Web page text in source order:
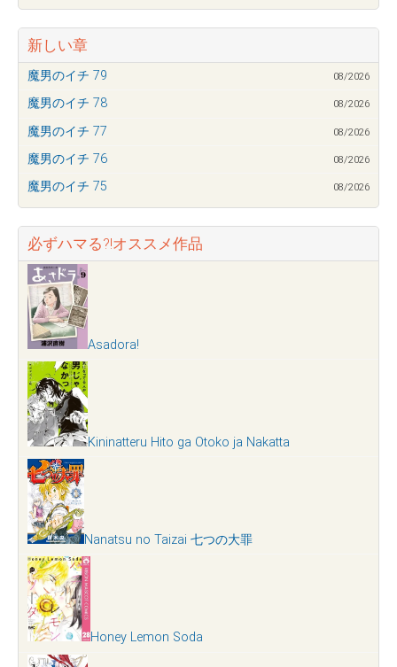
新しい章
魔男のイチ 79 08/2026
魔男のイチ 78 08/2026
魔男のイチ 77 08/2026
魔男のイチ 76 08/2026
魔男のイチ 75 08/2026
必ずハマる?!オススメ作品
Asadora!
Kininatteru Hito ga Otoko ja Nakatta
Nanatsu no Taizai 七つの大罪
Honey Lemon Soda